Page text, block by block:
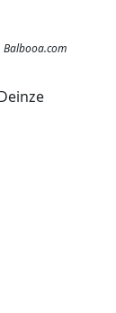
Balbooa.com